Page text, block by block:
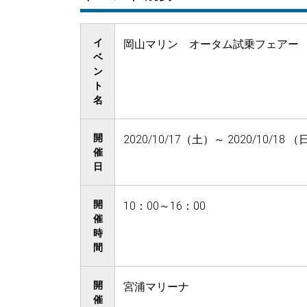
イ
ベ
ン
ト
名
岡山マリン オータム試乗フェアー
開
催
日
2020/10/17（土）～ 2020/10/18 （
開
催
時
間
10：00～16：00
開
催
宮浦マリーナ